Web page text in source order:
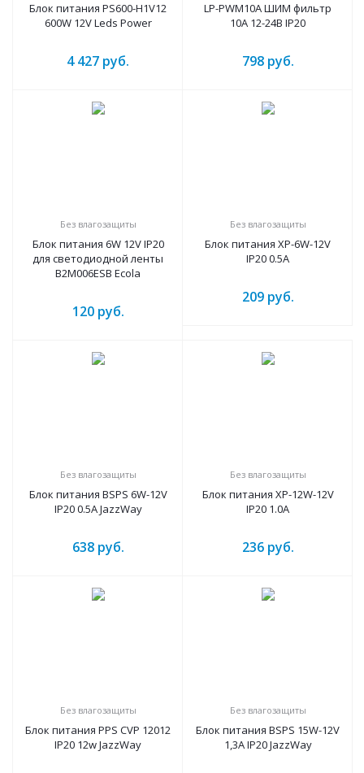
Блок питания PS600-H1V12
600W 12V Leds Power
4 427 руб.
LP-PWM10A ШИМ фильтр
10A 12-24В IP20
798руб.
Без влагозащиты
Блок питания 6W 12V IP20
для светодиодной ленты
B2M006ESB Ecola
120руб.
Без влагозащиты
Блок питания XP-6W-12V
IP20 0.5A
209руб.
Без влагозащиты
Блок питания BSPS 6W-12V
IP20 0.5A JazzWay
638руб.
Без влагозащиты
Блок питания XP-12W-12V
IP20 1.0A
236руб.
Без влагозащиты
Блок питания PPS CVP 12012
IP20 12w JazzWay
Без влагозащиты
Блок питания BSPS 15W-12V
1,3A IP20 JazzWay